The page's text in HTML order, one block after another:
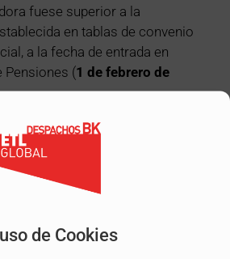
de Cookies
fuese superior a la
en tablas de convenio
a la fecha de entrada en
Pensiones (1 de febrero de
fue el pasado día 1 de
lo que implica que la empresa
a realizar contribuciones
mes de febrero a mes
de los atrasos devengados